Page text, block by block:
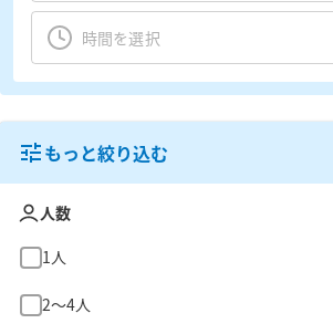
もっと絞り込む
人数
1人
2〜4人